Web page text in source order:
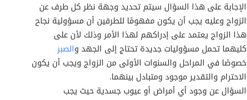
الإجابة على هذا السؤال سيتم تحديد وجهة نظر كل طرف عن
الزواج وعليه يجب أن يكون مفهومًا للطرفين أن مسؤولية نجاح
هذا الزواج يعتمد على إدراكهم لهذا الأمر وذلك لأن على
كليهما تحمل مسؤوليات جديدة تحتاج إلى الجهد والصبر
خصوصًا في المراحل والسنوات الأولى من الزواج ويجب أن يكون
الاحترام والتقدير موجود ومتبادل بينهما.
السؤال عن وجود أي أمراض أو عيوب جسدية حيث يجب